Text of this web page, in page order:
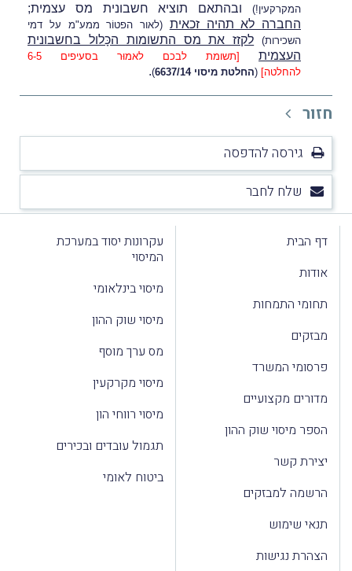
המקרקעין!) ובהתאם תוציא חשבונית מס עצמית;
החברה לא תהיה זכאית (לאור הפטוֹר ממע"מ על דמי
השכירות)
לקזז את מס התשומות הכָּלול בחשבונית
העצמית
[תשומת לבכם לאמוּר בסעיפים 6-5
להחלטה] (החלטת מיסוי 6637/14 )
.
חזור
גירסה להדפסה
שלח לחבר
דף הבית
אודות
תחומי התמחות
מבזקים
פרסומי המשרד
מדורים מקצועיים
הספר מיסוי שוק ההון
יצירת קשר
הרשמה למבזקים
תנאי שימוש
הצהרת נגישות
עקרונות יסוד במערכת
המיסוי
מיסוי בינלאומי
מיסוי שוק ההון
מס ערך מוסף
מיסוי מקרקעין
מיסוי רווחי הון
תגמול עובדים ובכירים
ביטוח לאומי